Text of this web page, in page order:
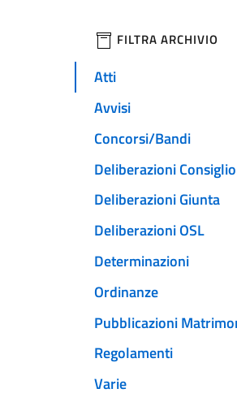
filtri da
FILTRA ARCHIVIO
Atti
Avvisi
Concorsi/Bandi
Deliberazioni Consiglio
Deliberazioni Giunta
Deliberazioni OSL
Determinazioni
Ordinanze
Pubblicazioni
Regolamenti
Varie